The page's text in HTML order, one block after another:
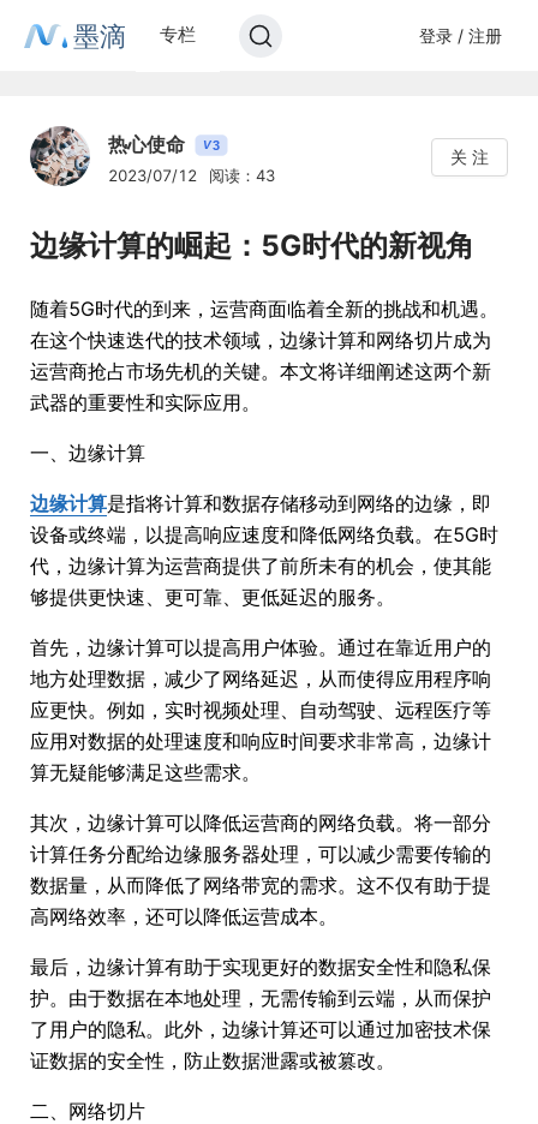
墨滴 专栏 登录 / 注册
热心使命 V3
2023/07/12 阅读：43
关 注
边缘计算的崛起：5G时代的新视角
随着5G时代的到来，运营商面临着全新的挑战和机遇。
在这个快速迭代的技术领域，边缘计算和网络切片成为
运营商抢占市场先机的关键。本文将详细阐述这两个新
武器的重要性和实际应用。
一、边缘计算
边缘计算是指将计算和数据存储移动到网络的边缘，即
设备或终端，以提高响应速度和降低网络负载。在5G时
代，边缘计算为运营商提供了前所未有的机会，使其能
够提供更快速、更可靠、更低延迟的服务。
首先，边缘计算可以提高用户体验。通过在靠近用户的
地方处理数据，减少了网络延迟，从而使得应用程序响
应更快。例如，实时视频处理、自动驾驶、远程医疗等
应用对数据的处理速度和响应时间要求非常高，边缘计
算无疑能够满足这些需求。
其次，边缘计算可以降低运营商的网络负载。将一部分
计算任务分配给边缘服务器处理，可以减少需要传输的
数据量，从而降低了网络带宽的需求。这不仅有助于提
高网络效率，还可以降低运营成本。
最后，边缘计算有助于实现更好的数据安全性和隐私保
护。由于数据在本地处理，无需传输到云端，从而保护
了用户的隐私。此外，边缘计算还可以通过加密技术保
证数据的安全性，防止数据泄露或被篡改。
二、网络切片